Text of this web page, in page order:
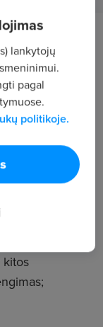
(atliekų,
GPAIS
ir
lankytojų
pagal
politikoje.